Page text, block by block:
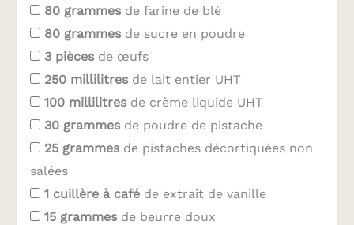
80 grammes de farine de blé
80 grammes de sucre en poudre
3 pièces de œufs
250 millilitres de lait entier UHT
100 millilitres de crème liquide UHT
30 grammes de poudre de pistache
25 grammes de pistaches décortiquées non
salées
1 cuillère à café de extrait de vanille
15 grammes de beurre doux